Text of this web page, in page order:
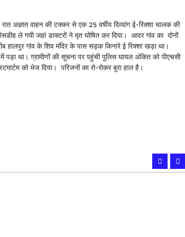
अज्ञात वाहन की टक्कर से एक 25 वर्षीय दिव्यांग ई-रिक्शा चालक की
ले गयी जहां डाक्टरों ने मृत घोषित कर दिया। आदर गांव का दोनों
हालपुर गांव के शिव मंदिर के पास सड़क किनारे ई रिक्शा खड़ा था।
था। ग्रामीणों की सूचना पर पहुंची पुलिस घायल अंकित को पीएचसी
को भेज दिया। परिजनों का रो-रोकर बुरा हाल है।